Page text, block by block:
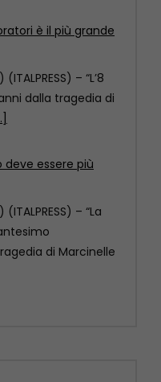
deve essere più
(ITALPRESS) – “La
di Marcinelle
per la
(ITALPRESS) – “70
si compiva una